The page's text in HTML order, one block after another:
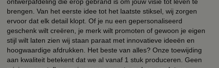
brengen. Van het eerste idee tot het laatste stiksel, wij zorgen
ervoor dat elk detail klopt. Of je nu een gepersonaliseerd
geschenk wilt creëren, je merk wilt promoten of gewoon je eigen
stijl wilt laten zien wij staan paraat met innovatieve ideeën en
hoogwaardige afdrukken. Het beste van alles? Onze toewijding
aan kwaliteit betekent dat we al vanaf 1 stuk produceren. Geen